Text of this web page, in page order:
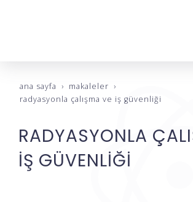
ana sayfa
makaleler
radyasyonla çalişma ve i̇ş güvenli̇ği̇
RADYASYONLA
İŞ GÜVENLİĞİ